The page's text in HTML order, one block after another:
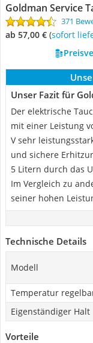
Goldman Service
371
ab 57,00 € ( Sofort
Unser Fazit für
Der elektrische
mit einer Leistung
V sehr
und sichere
5 Litern durch das
Im Vergleich zu
seiner hohen
Technische Details
Modell
Temperatur
Eigenständiger Halt
Vorteile